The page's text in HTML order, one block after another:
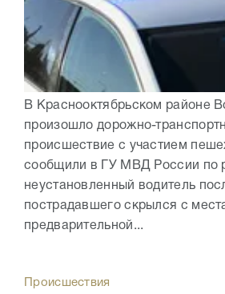
В Краснооктябрьском районе
произошло дорожно-
происшествие с участием
сообщили в ГУ МВД России по
неустановленный водитель
пострадавшего скрылся с
предварительной...
Происшествия